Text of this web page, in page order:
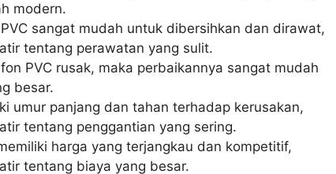
modern.
sangat mudah untuk dibersihkan dan dirawat,
tentang perawatan yang sulit.
PVC rusak, maka perbaikannya sangat mudah
besar.
umur panjang dan tahan terhadap kerusakan,
tentang penggantian yang sering.
harga yang terjangkau dan kompetitif,
tentang biaya yang besar.